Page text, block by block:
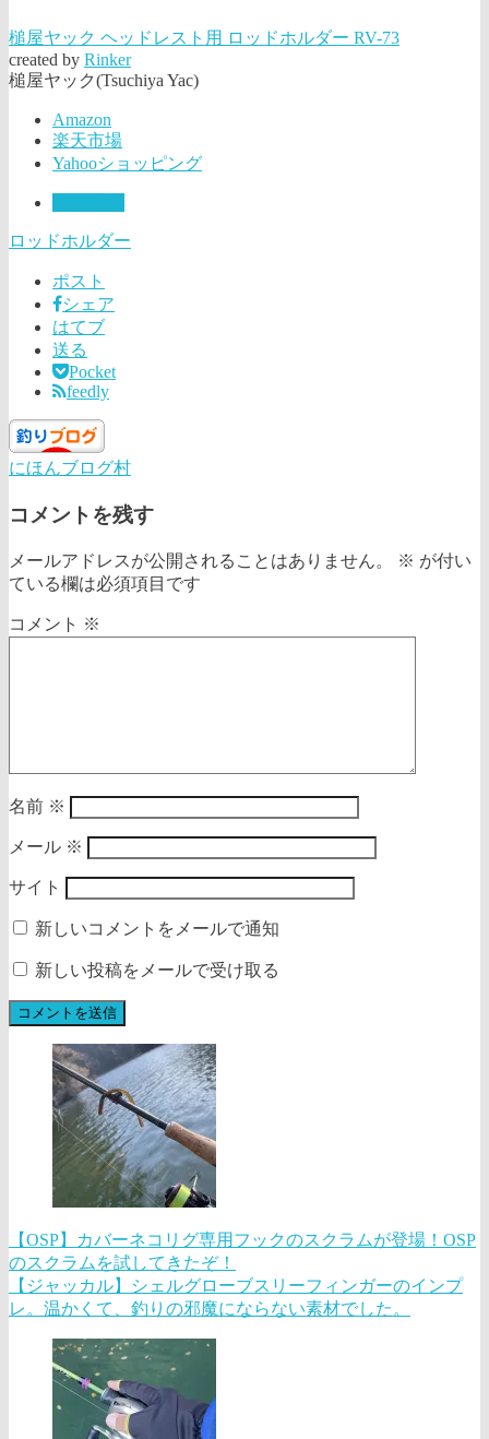
槌屋ヤック ヘッドレスト用 ロッドホルダー RV-73
created by Rinker
槌屋ヤック(Tsuchiya Yac)
Amazon
楽天市場
Yahooショッピング
ロッドホルダー
ポスト
シェア
はてブ
送る
Pocket
feedly
にほんブログ村
コメントを残す
メールアドレスが公開されることはありません。 ※ が付い
ている欄は必須項目です
コメント ※
名前 ※
メール ※
サイト
新しいコメントをメールで通知
新しい投稿をメールで受け取る
【OSP】カバーネコリグ専用フックのスクラムが登場！OSP
のスクラムを試してきたぞ！
【ジャッカル】シェルグローブスリーフィンガーのインプ
レ。温かくて、釣りの邪魔にならない素材でした。